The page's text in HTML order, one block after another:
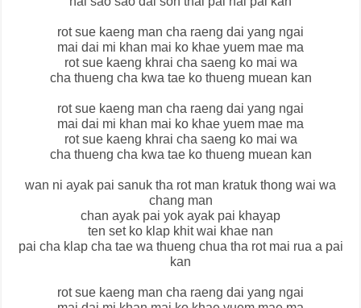
rot sue kaeng man cha raeng dai yang ngai
mai dai mi khan mai ko khae yuem mae ma
rot sue kaeng khrai cha saeng ko mai wa
cha thueng cha kwa tae ko thueng muean kan
rot sue kaeng man cha raeng dai yang ngai
mai dai mi khan mai ko khae yuem mae ma
rot sue kaeng khrai cha saeng ko mai wa
cha thueng cha kwa tae ko thueng muean kan
wan ni ayak pai sanuk tha rot man kratuk thong wai wa
chang man
chan ayak pai yok ayak pai khayap
ten set ko klap khit wai khae nan
pai cha klap cha tae wa thueng chua tha rot mai rua a pai
kan
rot sue kaeng man cha raeng dai yang ngai